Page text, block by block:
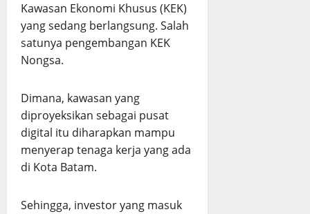
Kawasan Ekonomi Khusus (KEK)
yang sedang berlangsung. Salah
satunya pengembangan KEK
Nongsa.
Dimana, kawasan yang
diproyeksikan sebagai pusat
digital itu diharapkan mampu
menyerap tenaga kerja yang ada
di Kota Batam.
Sehingga, investor yang masuk